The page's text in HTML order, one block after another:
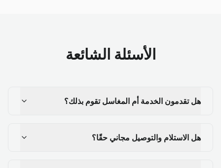
الأسئلة الشائعة
هل تقدمون الخدمة أم المغاسل تقوم بذلك؟
هل الاستلام والتوصيل مجاني حقًا؟